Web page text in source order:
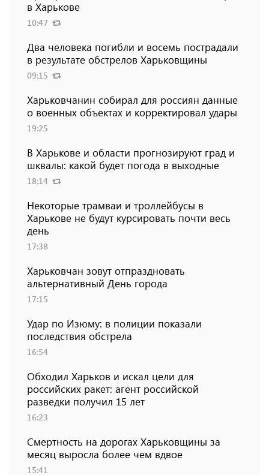
в Харькове
10:47
Два человека погибли и восемь пострадали
в результате обстрелов Харьковщины
09:15
Харьковчанин собирал для россиян данные
о военных объектах и ​​корректировал удары
19:25
В Харькове и области прогнозируют град и
шквалы: какой будет погода в выходные
18:14
Некоторые трамваи и троллейбусы в
Харькове не будут курсировать почти весь
день
17:38
Харьковчан зовут отпраздновать
альтернативный День города
17:15
Удар по Изюму: в полиции показали
последствия обстрела
16:54
Обходил Харьков и искал цели для
российских ракет: агент российской
разведки получил 15 лет
16:23
Смертность на дорогах Харьковщины за
месяц выросла более чем вдвое
15:41